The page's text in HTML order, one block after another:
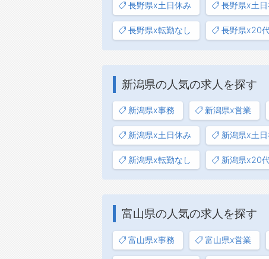
長野県x土日休み 長野県x土
長野県x転勤なし 長野県x20
新潟県の人気の求人を探す
新潟県x事務 新潟県x営業
新潟県x土日休み 新潟県x土
新潟県x転勤なし 新潟県x20
富山県の人気の求人を探す
富山県x事務 富山県x営業